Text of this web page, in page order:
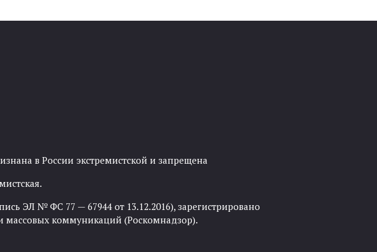
в России экстремистской и запрещена
ЭЛ № ФС 77 — 67944 от 13.12.2016), зарегистрировано
массовых коммуникаций (Роскомнадзор).